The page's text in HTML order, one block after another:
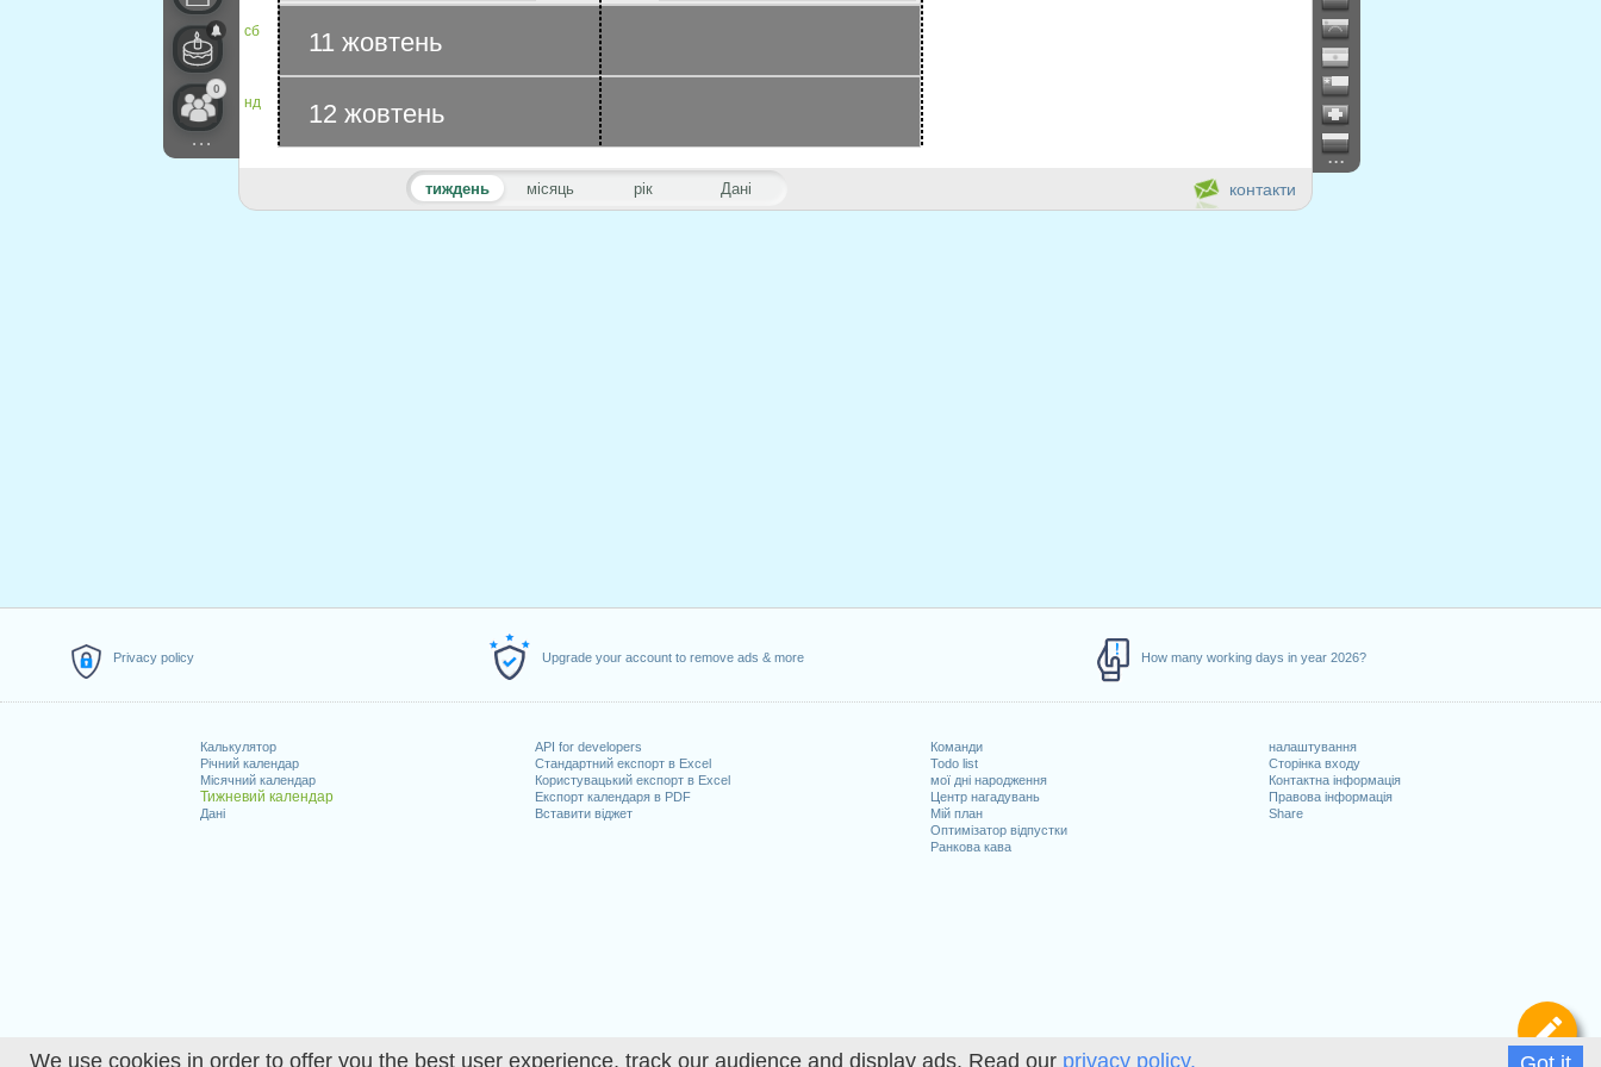
We use cookies in order to offer you the best user experience, track our audience and display ads. Read our privacy policy.
Privacy policy Upgrade your account to remove ads & more How many working days in year 2026?
Калькулятор
Річний календар
Місячний календар
Тижневий календар
Дані
API for developers
Стандартний експорт в Excel
Користувацький експорт в Excel
Експорт календаря в PDF
Вставити віджет
Команди
Todo list
мої дні народження
Центр нагадувань
Мій план
Оптимізатор відпустки
Ранкова кава
налаштування
Сторінка входу
Контактна інформація
Правова інформація
Share
0
...
...
контакти
тиждень місяць рік Дані
сб
нд
11 жовтень
12 жовтень